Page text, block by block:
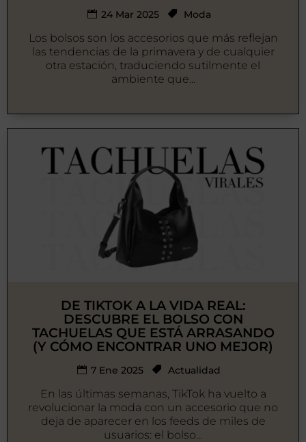
24 Mar 2025 Moda
Los bolsos son los accesorios que más reflejan
las tendencias de la primavera y de cualquier
otra estación, traduciendo sutilmente el
ambiente que...
DE TIKTOK A LA VIDA REAL:
DESCUBRE EL BOLSO CON
TACHUELAS QUE ESTÁ ARRASANDO
(Y CÓMO ENCONTRAR UNO MEJOR)
7 Ene 2025 Actualidad
En las últimas semanas, TikTok ha vuelto a
revolucionar la moda con un accesorio que no
deja de aparecer en los feeds de miles de
usuarios: el bolso...